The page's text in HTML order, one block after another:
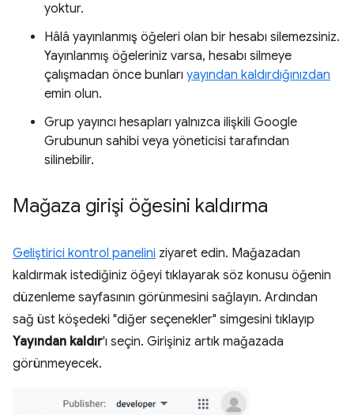
yoktur.
Hâlâ yayınlanmış öğeleri olan bir hesabı silemezsiniz.
Yayınlanmış öğeleriniz varsa, hesabı silmeye
çalışmadan önce bunları yayından kaldırdığınızdan
emin olun.
Grup yayıncı hesapları yalnızca ilişkili Google
Grubunun sahibi veya yöneticisi tarafından
silinebilir.
Mağaza girişi öğesini kaldırma
Geliştirici kontrol panelini ziyaret edin. Mağazadan
kaldırmak istediğiniz öğeyi tıklayarak söz konusu öğenin
düzenleme sayfasının görünmesini sağlayın. Ardından
sağ üst köşedeki "diğer seçenekler" simgesini tıklayıp
Yayından kaldır'ı seçin. Girişiniz artık mağazada
görünmeyecek.